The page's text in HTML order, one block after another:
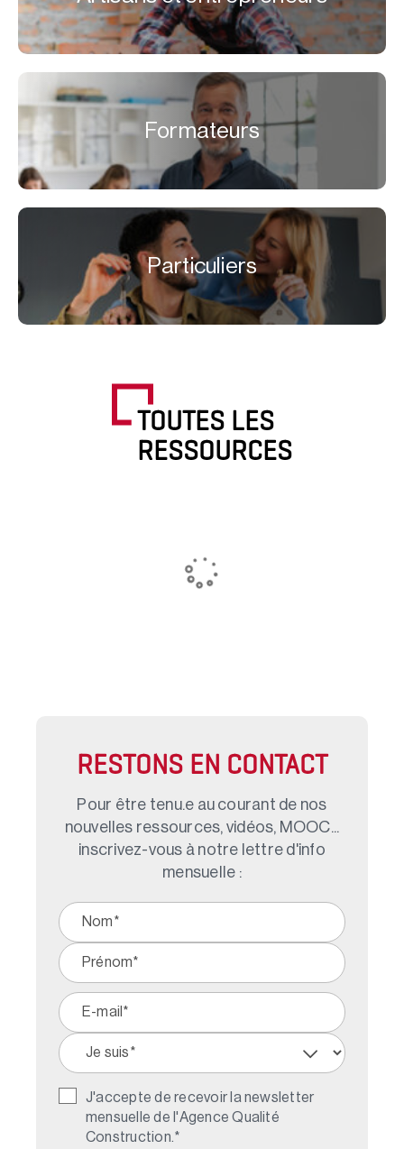
Formateurs
Particuliers
TOUTES LES
RESSOURCES
RESTONS EN CONTACT
Pour être tenu.e au courant de nos
nouvelles ressources, vidéos, MOOC...
inscrivez-vous à notre lettre d'info
mensuelle :
J'accepte de recevoir la newsletter
mensuelle de l'Agence Qualité
Construction. *